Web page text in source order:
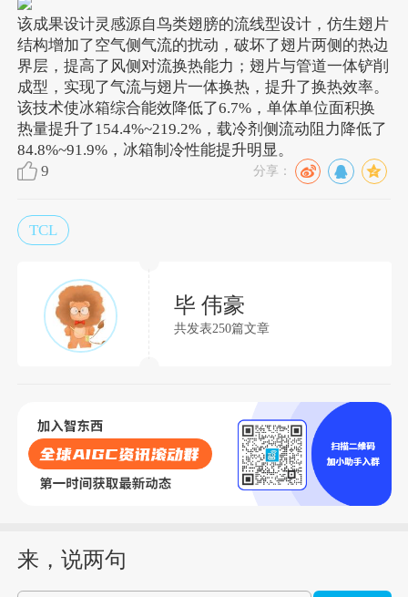
该成果设计灵感源自鸟类翅膀的流线型设计，仿生翅片
结构增加了空气侧气流的扰动，破坏了翅片两侧的热边
界层，提高了风侧对流换热能力；翅片与管道一体铲削
成型，实现了气流与翅片一体换热，提升了换热效率。
该技术使冰箱综合能效降低了6.7%，单体单位面积换
热量提升了154.4%~219.2%，载冷剂侧流动阻力降低了
84.8%~91.9%，冰箱制冷性能提升明显。
9
分享：
TCL
毕 伟豪
共发表250篇文章
来，说两句